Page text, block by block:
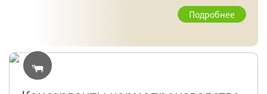
Подробнее